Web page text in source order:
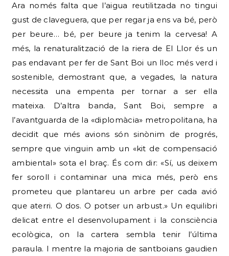
Ara només falta que l’aigua reutilitzada no tingui
gust de claveguera, que per regar ja ens va bé, però
per beure… bé, per beure ja tenim la cervesa! A
més, la renaturalització de la riera de El Llor és un
pas endavant per fer de Sant Boi un lloc més verd i
sostenible, demostrant que, a vegades, la natura
necessita una empenta per tornar a ser ella
mateixa. D’altra banda, Sant Boi, sempre a
l’avantguarda de la «diplomàcia» metropolitana, ha
decidit que més avions són sinònim de progrés,
sempre que vinguin amb un «kit de compensació
ambiental» sota el braç. És com dir: «Sí, us deixem
fer soroll i contaminar una mica més, però ens
prometeu que plantareu un arbre per cada avió
que aterri. O dos. O potser un arbust.» Un equilibri
delicat entre el desenvolupament i la consciència
ecològica, on la cartera sembla tenir l’última
paraula. I mentre la majoria de santboians gaudien